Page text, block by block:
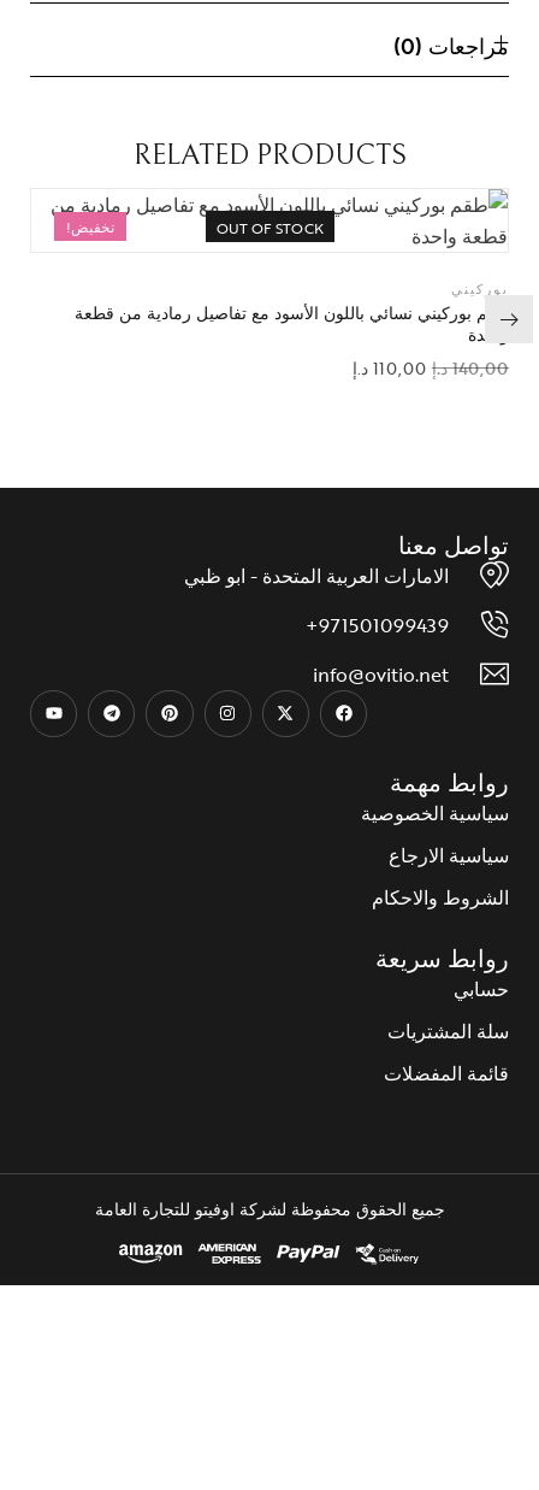
مراجعات (0)
RELATED PRODUCTS
تخفيض! OUT OF STOCK
بوركيني
طقم بوركيني نسائي باللون الأسود مع تفاصيل رمادية من قطعة
واحدة
140,00د.إ 110,00د.إ
تواصل معنا
الامارات العربية المتحدة - ابو ظبي
971501099439+
info@ovitio.net
روابط مهمة
سياسية الخصوصية
سياسية الارجاع
الشروط والاحكام
روابط سريعة
حسابي
سلة المشتريات
قائمة المفضلات
جميع الحقوق محفوظة لشركة اوفيتو للتجارة العامة